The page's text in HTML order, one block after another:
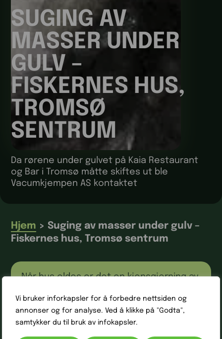
Vi bruker inforkapsler for å forbedre nettsiden og
annonser og for analyse. Ved å klikke på "Godta",
samtykker du til bruk av infokapsler.
SUGING AV
MASSER UNDER
GULV –
FISKERNES HUS,
TROMSØ
SENTRUM
Da rørene under gulvet på Kaia Restaurant
og Bar i Tromsø måtte skiftes ut ble
Vacumkjempen AS kontaktet
Hjem > Suging av masser under gulv –
Fiskernes hus, Tromsø sentrum
Når hus eldes er det en kjensgjerning av
å fungere slik de skal. Problemet
oppstår når disse skal skiftes ut, men